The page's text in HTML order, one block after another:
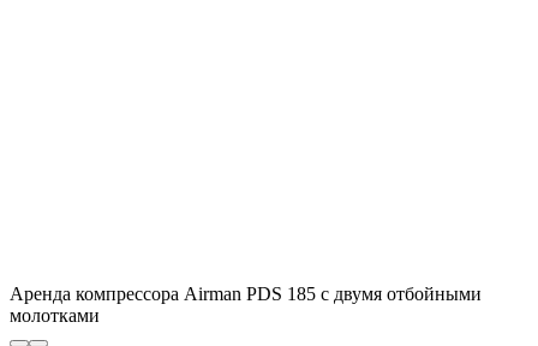
Аренда компрессора Airman PDS 185 с двумя отбойными
молотками